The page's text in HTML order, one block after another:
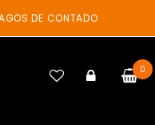
DE CONTADO
0